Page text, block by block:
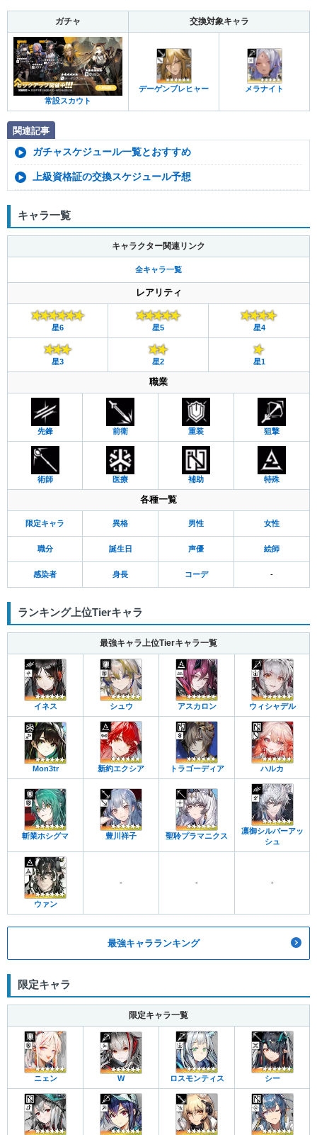
ガチャ 交換対象キャラ
常設スカウト
デーゲンブレヒャー メラナイト
関連記事
ガチャスケジュール一覧とおすすめ
上級資格証の交換スケジュール予想
キャラ一覧
キャラクター関連リンク
全キャラ一覧
レアリティ
星6 星5 星4
星3 星2 星1
職業
先鋒 前衛 重装 狙撃
術師 医療 補助 特殊
各種一覧
限定キャラ 異格 男性 女性
職分 誕生日 声優 絵師
感染者 身長 コーデ -
ランキング上位Tierキャラ
最強キャラ上位Tierキャラ一覧
イネス シュウ アスカロン ウィシャデル
Mon3tr 新約エクシア トラゴーディア ハルカ
斬業ホシグマ 豊川祥子 聖聆プラマニクス
凛御シルバーアッ
シュ
ウァン
- - -
最強キャラランキング
限定キャラ
限定キャラ一覧
ニェン W ロスモンティス シー